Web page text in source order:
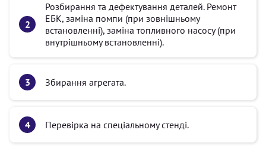
Розбирання та дефектування деталей. Ремонт
ЕБК, заміна помпи (при зовнішньому
встановленні), заміна топливного насосу (при
внутрішньому встановленні).
Збирання агрегата.
Перевірка на спеціальному стенді.